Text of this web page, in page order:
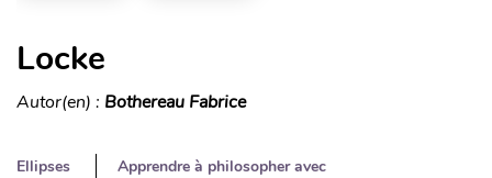
Locke
Autor(en) : Bothereau Fabrice
Ellipses
Apprendre à philosopher avec